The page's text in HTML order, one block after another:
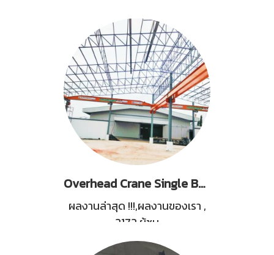
Overhead Crane Single Box Girder Capacity 5 Tons
ผลงานล่าสุด !!!,ผลงานของเรา ,
2172 ผู้ชม